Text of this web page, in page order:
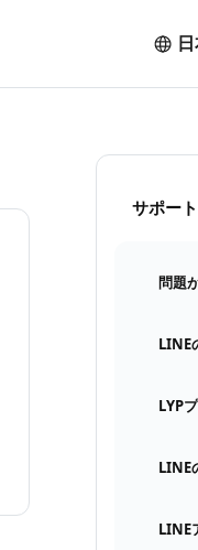
サポー
問題
LINE
LYP
LINE
LINE